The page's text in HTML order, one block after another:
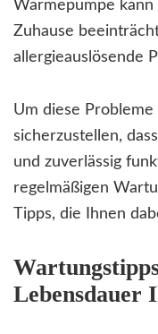
Wärmepumpe
Zuhause
allergieauslösende
Um diese
sicherzustellen,
und zuverlässig
regelmäßigen
Tipps, die Ihnen
Lebensdauer